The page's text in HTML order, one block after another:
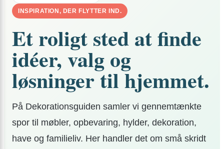
INSPIRATION, DER FLYTTER IND.
Et roligt sted at finde
idéer, valg og
løsninger til hjemmet.
På Dekorationsguiden samler vi gennemtænkte
spor til møbler, opbevaring, hylder, dekoration,
have og familieliv. Her handler det om små skridt